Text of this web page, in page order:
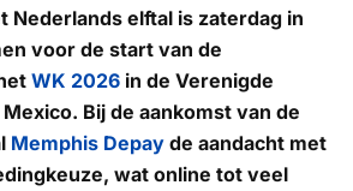
Nederlands elftal is zaterdag in
voor de start van de
WK 2026 in de Verenigde
Bij de aankomst van de
Memphis Depay de aandacht met
wat online tot veel